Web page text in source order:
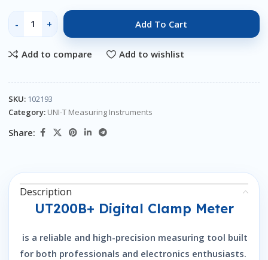
Add To Cart
Add to compare Add to wishlist
SKU: 102193
Category: UNI-T Measuring Instruments
Share:
Description
UT200B+ Digital Clamp Meter
is a reliable and high-precision measuring tool built
for both professionals and electronics enthusiasts.